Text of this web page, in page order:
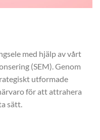
med hjälp av vårt
(SEM). Genom
utformade
för att attrahera
sätt.